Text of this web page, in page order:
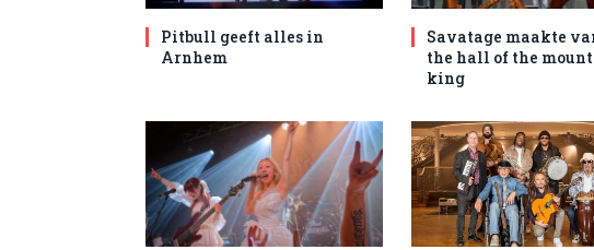
Pitbull geeft alles in
Arnhem
Savatage maakte
the hall of the
king